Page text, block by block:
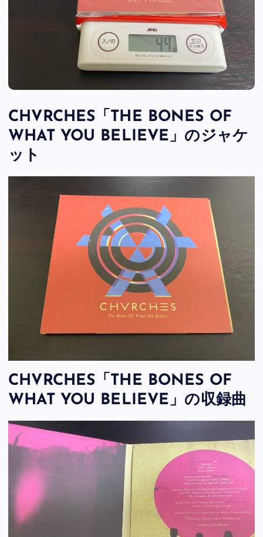
CHVRCHES「THE BONES OF
WHAT YOU BELIEVE」のジャケ
ット
CHVRCHES「THE BONES OF
WHAT YOU BELIEVE」の収録曲